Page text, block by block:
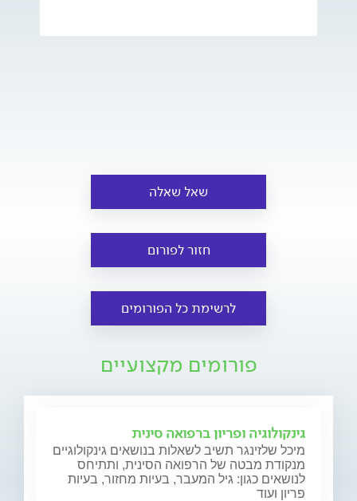
שאל שאלה
חזור לפורום
לרשימת כל הפורומים
פורומים מקצועיים
גינקולוגיה ופריון ברפואה סינית
מיכל שלזינגר תשיב לשאלות בנושאים גינקולוגיים
מנקודת מבטה של הרפואה הסינית, ותתיחס
לנושאים כגון: גיל המעבר, בעיות מחזור, בעיות
פריון ועוד